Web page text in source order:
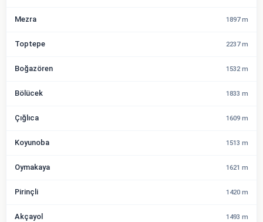
Mezra 1897 m
Toptepe 2237 m
Boğazören 1532 m
Bölücek 1833 m
Çığlıca 1609 m
Koyunoba 1513 m
Oymakaya 1621 m
Pirinçli 1420 m
Akçayol 1493 m